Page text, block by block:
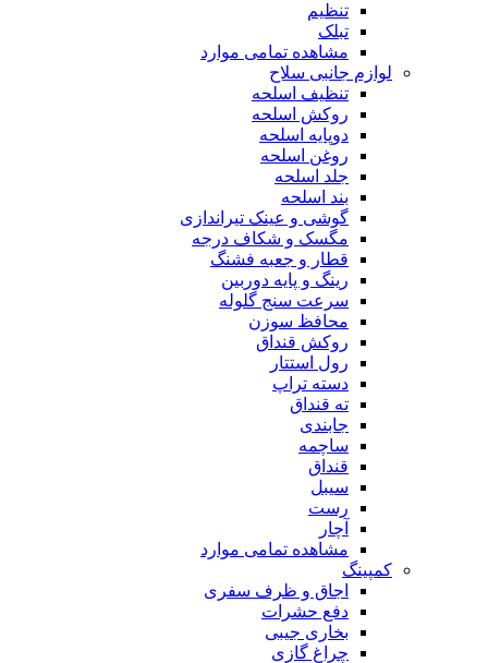
تنظیم
تبلک
مشاهده تمامی موارد
لوازم جانبی سلاح
تنظیف اسلحه
روکش اسلحه
دوپایه اسلحه
روغن اسلحه
جلد اسلحه
بند اسلحه
گوشی و عینک تیراندازی
مگسک و شکاف درجه
قطار و جعبه فشنگ
رینگ و پایه دوربین
سرعت سنج گلوله
محافظ سوزن
روکش قنداق
رول استتار
دسته تراپ
ته قنداق
جابندی
ساچمه
قنداق
سیبل
رست
آچار
مشاهده تمامی موارد
کمپینگ
اجاق و ظرف سفری
دفع حشرات
بخاری جیبی
چراغ گازی